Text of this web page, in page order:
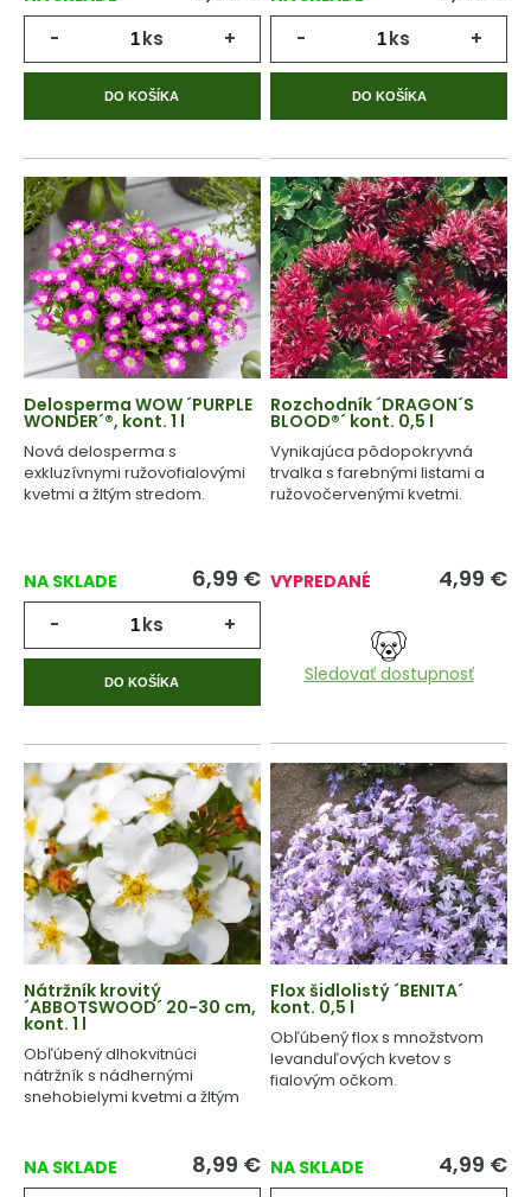
- ks +
DO KOŠÍKA
- ks +
DO KOŠÍKA
Delosperma WOW ´PURPLE
WONDER´®, kont. 1 l
Nová delosperma s
exkluzívnymi ružovofialovými
kvetmi a žltým stredom.
NA SKLADE 6,99 €
- ks +
DO KOŠÍKA
Rozchodník ´DRAGON´S
BLOOD®´ kont. 0,5 l
Vynikajúca pôdopokryvná
trvalka s farebnými listami a
ružovočervenými kvetmi.
VYPREDANÉ 4,99 €
Sledovať dostupnosť
Nátržník krovitý
´ABBOTSWOOD´ 20-30 cm,
kont. 1 l
Obľúbený dlhokvitnúci
nátržník s nádhernými
snehobielymi kvetmi a žltým
NA SKLADE 8,99 €
Flox šidlolistý ´BENITA´
kont. 0,5 l
Obľúbený flox s množstvom
levanduľových kvetov s
fialovým očkom.
NA SKLADE 4,99 €